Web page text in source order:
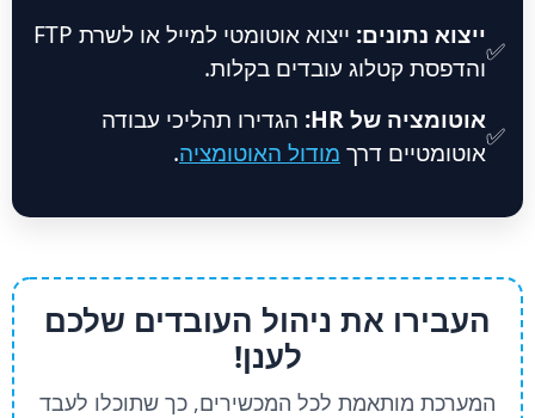
✅
ייצוא נתונים:
ייצוא אוטומטי למייל או לשרת FTP
והדפסת קטלוג עובדים בקלות.
✅
אוטומציה של HR:
הגדירו תהליכי עבודה
אוטומטיים דרך מודול האוטומציה.
העבירו את ניהול העובדים שלכם
לענן!
המערכת מותאמת לכל המכשירים, כך שתוכלו לעבד